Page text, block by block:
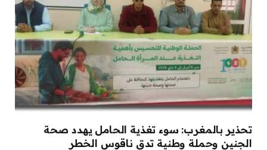
تحذير بالمغرب: سوء تغذية الحامل يهدد صحة
الجنين وحملة وطنية تدق ناقوس الخطر